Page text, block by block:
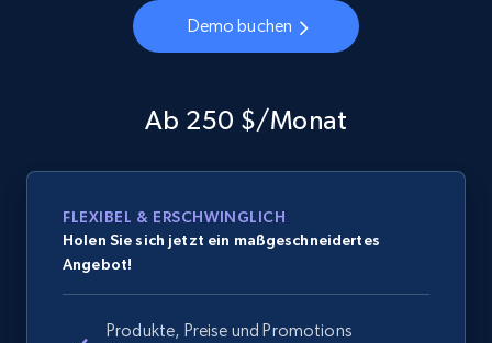
Demo buchen
Ab 250 $/Monat
FLEXIBEL & ERSCHWINGLICH
Holen Sie sich jetzt ein maßgeschneidertes
Angebot!
Produkte, Preise und Promotions